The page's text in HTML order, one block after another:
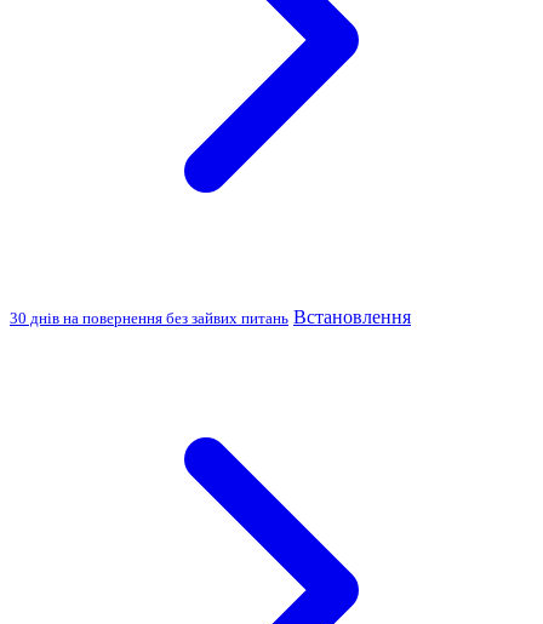
30 днів на повернення без зайвих питань Встановлення